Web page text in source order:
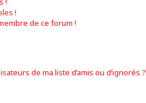
!
de ce forum !
de ma liste d’amis ou d’ignorés ?